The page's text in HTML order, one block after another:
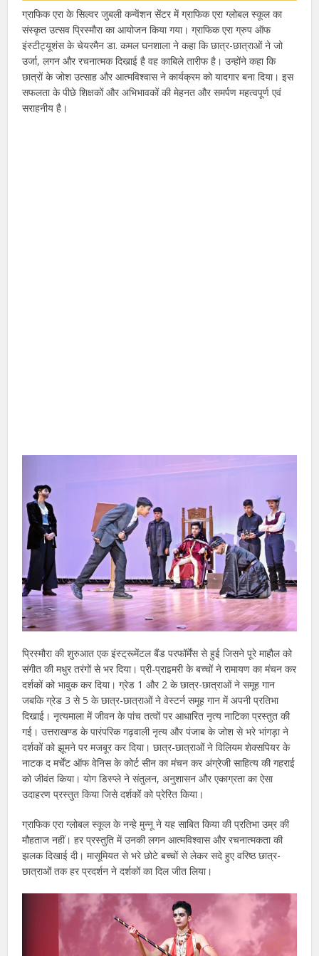
ग्राफिक एरा के सिल्वर जुबली कन्वेंशन सेंटर में ग्राफिक एरा ग्लोबल स्कूल का
संस्कृत उत्सव प्रिस्मौरा का आयोजन किया गया। ग्राफिक एरा ग्रुप ऑफ
इंस्टीट्यूशंस के चेयरमैन डा. कमल घनशाला ने कहा कि छात्र-छात्राओं ने जो
उर्जा, लगन और रचनात्मक दिखाई है वह काबिले तारीफ है। उन्होंने कहा कि
छात्रों के जोश उत्साह और आत्मविश्वास ने कार्यक्रम को यादगार बना दिया। इस
सफलता के पीछे शिक्षकों और अभिभावकों की मेहनत और समर्पण महत्वपूर्ण एवं
सराहनीय है।
प्रिस्मौरा की शुरुआत एक इंस्ट्रूमेंटल बैंड परफॉर्मेंस से हुई जिसने पूरे माहौल को
संगीत की मधुर तरंगों से भर दिया। प्री-प्राइमरी के बच्चों ने रामायण का मंचन कर
दर्शकों को भावुक कर दिया। ग्रेड 1 और 2 के छात्र-छात्राओं ने समूह गान
जबकि ग्रेड 3 से 5 के छात्र-छात्राओं ने वेस्टर्न समूह गान में अपनी प्रतिभा
दिखाई। नृत्यमाला में जीवन के पांच तत्वों पर आधारित नृत्य नाटिका प्रस्तुत की
गई। उत्तराखण्ड के पारंपरिक गढ़वाली नृत्य और पंजाब के जोश से भरे भांगड़ा ने
दर्शकों को झूमने पर मजबूर कर दिया। छात्र-छात्राओं ने विलियम शेक्सपियर के
नाटक द मर्चेंट ऑफ वेनिस के कोर्ट सीन का मंचन कर अंग्रेजी साहित्य की गहराई
को जीवंत किया। योग डिस्प्ले ने संतुलन, अनुशासन और एकाग्रता का ऐसा
उदाहरण प्रस्तुत किया जिसे दर्शकों को प्रेरित किया।
ग्राफिक एरा ग्लोबल स्कूल के नन्हे मुन्नू ने यह साबित किया की प्रतिभा उम्र की
मौहताज नहीं। हर प्रस्तुति में उनकी लगन आत्मविश्वास और रचनात्मकता की
झलक दिखाई दी। मासूमियत से भरे छोटे बच्चों से लेकर सदे हुए वरिष्ठ छात्र-
छात्राओं तक हर प्रदर्शन ने दर्शकों का दिल जीत लिया।